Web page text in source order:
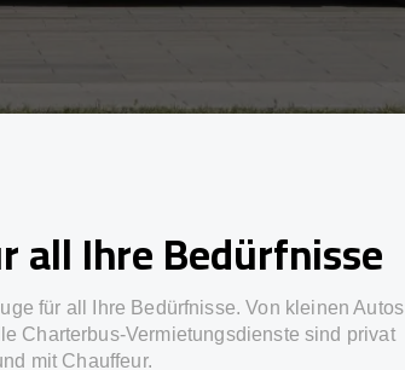
all Ihre Bedürfnisse
für all Ihre Bedürfnisse. Von kleinen Autos
Charterbus-Vermietungsdienste sind privat
mit Chauffeur.